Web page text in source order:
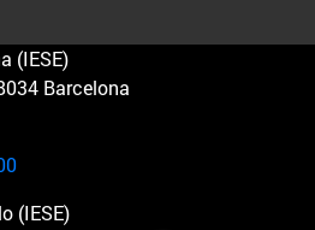
(IESE)
Barcelona
(IESE)